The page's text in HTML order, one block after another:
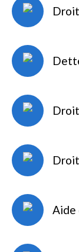
Aide